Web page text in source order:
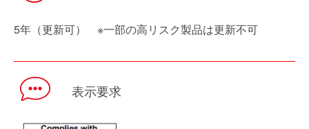
5年（更新可） ※一部の高リスク製品は更新不可
表示要求